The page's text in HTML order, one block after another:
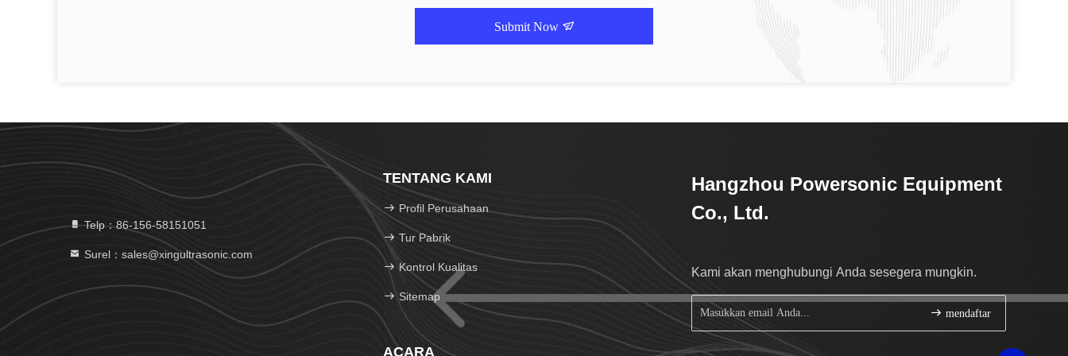
Submit Now
Telp：86-156-58151051
Surel：sales@xingultrasonic.com
TENTANG KAMI
Profil Perusahaan
Tur Pabrik
Kontrol Kualitas
Sitemap
ACARA
Hangzhou Powersonic Equipment
Co., Ltd.
Kami akan menghubungi Anda sesegera mungkin.
mendaftar